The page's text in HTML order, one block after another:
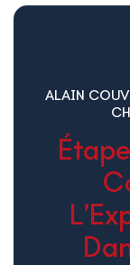
ALAIN